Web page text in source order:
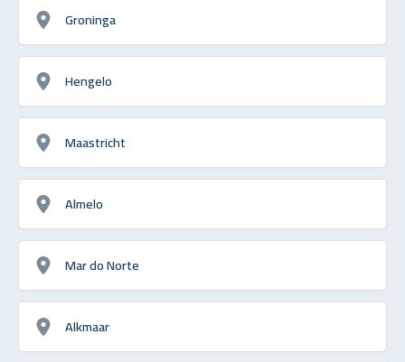
Groninga
Hengelo
Maastricht
Almelo
Mar do Norte
Alkmaar